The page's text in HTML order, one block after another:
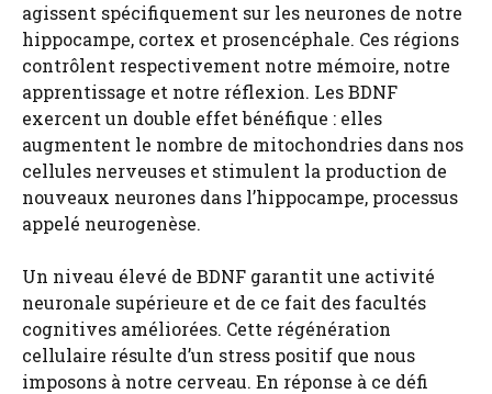
agissent spécifiquement sur les neurones de notre
hippocampe, cortex et prosencéphale. Ces régions
contrôlent respectivement notre mémoire, notre
apprentissage et notre réflexion. Les BDNF
exercent un double effet bénéfique : elles
augmentent le nombre de mitochondries dans nos
cellules nerveuses et stimulent la production de
nouveaux neurones dans l’hippocampe, processus
appelé neurogenèse.
Un niveau élevé de BDNF garantit une activité
neuronale supérieure et de ce fait des facultés
cognitives améliorées. Cette régénération
cellulaire résulte d’un stress positif que nous
imposons à notre cerveau. En réponse à ce défi